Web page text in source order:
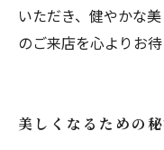
いただき、健やかな
のご来店を心よりお待
美しくなるための